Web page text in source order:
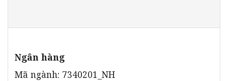
Ngân hàng
Mã ngành: 7340201_NH